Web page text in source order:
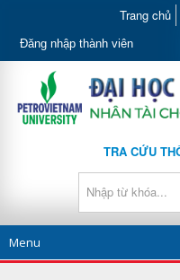
Trang chủ
Đăng nhập thành viên
TRA CỨU
Menu